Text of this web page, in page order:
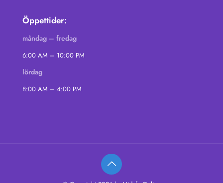
Öppettider:
måndag – fredag
6:00 AM – 10:00 PM
lördag
8:00 AM – 4:00 PM